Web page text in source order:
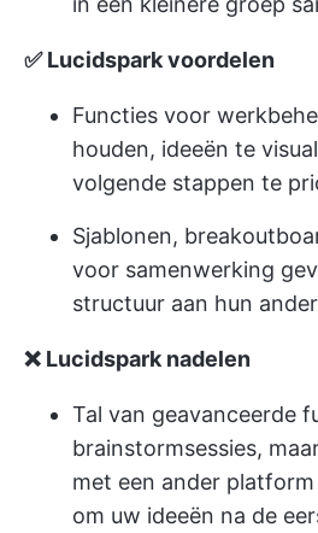
✅ Lucidspark voordelen
Functies voor
houden, ideeën te
volgende stappen te
Sjablonen,
voor samenwerking
structuur aan hun
❌ Lucidspark nadelen
Tal van geavanceerde
brainstormsessies,
met een ander
om uw ideeën na de